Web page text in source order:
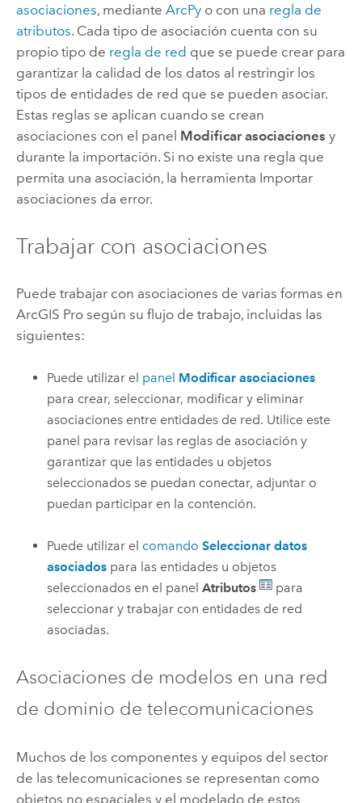
asociaciones, mediante ArcPyo con una regla de
atributos. Cada tipo de asociación cuenta con su
propio tipo de regla de red que se puede crear para
garantizar la calidad de los datos al restringir los
tipos de entidades de red que se pueden asociar.
Estas reglas se aplican cuando se crean
asociaciones con el panel Modificar asociaciones y
durante la importación. Si no existe una regla que
permita una asociación, la herramienta Importar
asociaciones da error.
Trabajar con asociaciones
Puede trabajar con asociaciones de varias formas en
ArcGIS Prosegún su flujo de trabajo, incluidas las
siguientes:
Puede utilizar el panel Modificar asociaciones
para crear, seleccionar, modificar y eliminar
asociaciones entre entidades de red. Utilice este
panel para revisar las reglas de asociación y
garantizar que las entidades u objetos
seleccionados se puedan conectar, adjuntar o
puedan participar en la contención.
Puede utilizar el comandoSeleccionar datos
asociados para las entidades u objetos
seleccionados en el panelAtributos
para
seleccionar y trabajar con entidades de red
asociadas.
Asociaciones de modelos en una red
de dominio de telecomunicaciones
Muchos de los componentes y equipos del sector
de las telecomunicaciones se representan como
objetos no espaciales y el modelado de estos